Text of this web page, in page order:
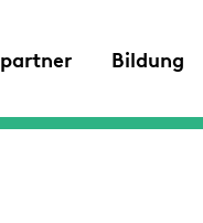
Bildung